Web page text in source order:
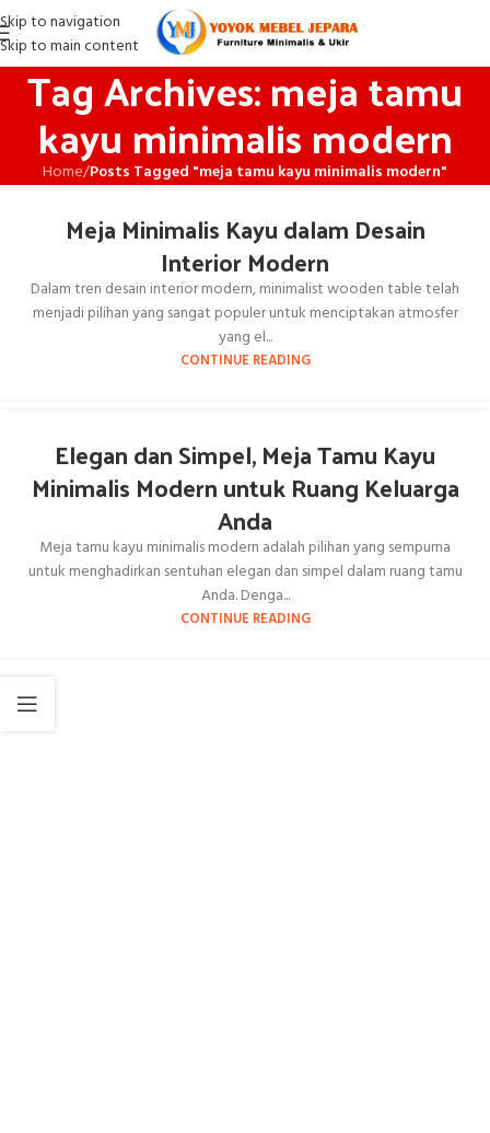
Skip to navigation
Skip to main content
Tag Archives: meja tamu
kayu minimalis modern
Home/Posts Tagged "meja tamu kayu minimalis modern"
Meja Minimalis Kayu dalam Desain
Interior Modern
Dalam tren desain interior modern, minimalist wooden table telah
menjadi pilihan yang sangat populer untuk menciptakan atmosfer
yang el...
CONTINUE READING
Elegan dan Simpel, Meja Tamu Kayu
Minimalis Modern untuk Ruang Keluarga
Anda
Meja tamu kayu minimalis modern adalah pilihan yang sempurna
untuk menghadirkan sentuhan elegan dan simpel dalam ruang tamu
Anda. Denga...
CONTINUE READING